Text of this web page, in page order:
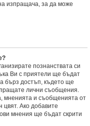
изпращача, за да може
познанствата си
Ви с приятели ще бъдат
бърз достъп, където ще
лични съобщения.
мненията и съобщенията от
цвят. Ако добавите
мнения ще бъдат скрити